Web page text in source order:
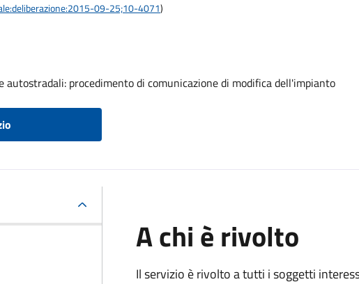
09-25;10-4071)
procedimento di comunicazione di modifica dell'impianto
A chi è rivolto
Il servizio è rivolto a tutti i soggetti